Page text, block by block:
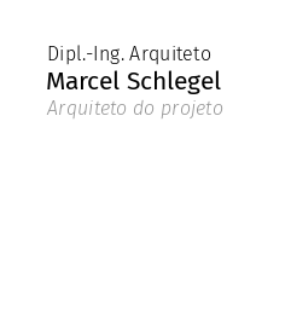
Dipl.-Ing. Arquiteto
Marcel Schlegel
Arquiteto do projeto